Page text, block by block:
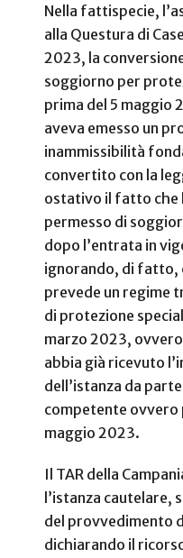
Nella fattispecie,
alla Questura di
2023, la
soggiorno per
prima del 5 maggio
aveva emesso un
inammissibilità
convertito con la
ostativo il fatto che
permesso di
dopo l’entrata in
ignorando, di fatto,
prevede un regime
di protezione
marzo 2023,
abbia già ricevuto
dell’istanza da
competente
maggio 2023.
Il TAR della
l’istanza cautelare,
del provvedimento
dichiarando il